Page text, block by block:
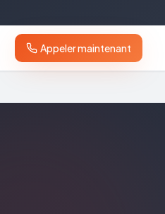
Appeler maintenant